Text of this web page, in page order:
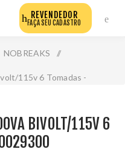
REVENDEDOR
FAÇA SEU CADASTRO
NOBREAKS /
115v 6 Tomadas -
BIVOLT/115V 6